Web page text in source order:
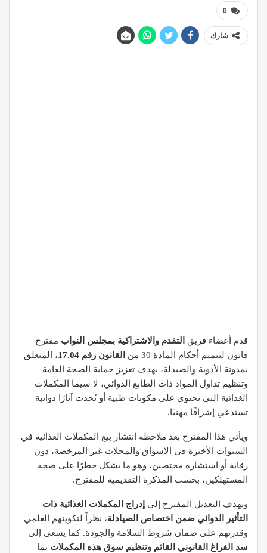
0
شارك
قدم أعضاء فريق التقدم والاشتراكية بمجلس النواب مقترح
قانون لتتميم أحكام المادة 30 من
القانون رقم 17.04
، المتعلق
بمدونة الأدوية والصيدلة، بهدف تعزيز حماية الصحة العامة
وتنظيم تداول المواد ذات الطابع الدوائي، لا سيما المكملات
الغذائية التي تحتوي على مكونات طبية أو تُحدث آثارًا دوائية
تستدعي إشرافًا مهنيًا.
ويأتي هذا المقترح بعد ملاحظة انتشار بيع المكملات الغذائية في
السنوات الأخيرة في الأسواق والمحلات غير المرخصة، دون
رقابة أو استشارة مختصين، وهو ما يشكل خطرًا على صحة
المستهلكين، بحسب المذكرة التقديمية للمقترح.
ويهدف التعديل المقترح إلى إدراج المكملات الغذائية ذات
التأثير الدوائي ضمن اختصاص الصيادلة، نظراً لتكوينهم العلمي
وقدرتهم على ضمان شروط السلامة والجودة. كما يسعى إلى
سد الفراغ القانوني القائم وتنظيم سوق هذه المكملات بما